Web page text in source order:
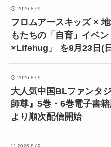
2026.8.09
フロムアースキッズ ×
もたちの「自育」イベ
×Lifehug」 を8月23日(
2026.8.09
大人気中国BLファンタ
師尊』5巻・6巻電子書
より順次配信開始